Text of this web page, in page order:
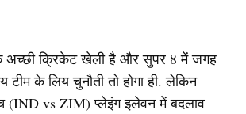
अच्छी क्रिकेट खेली है और सुपर 8 में जगह
टीम के लिय चुनौती तो होगा ही. लेकिन
(IND vs ZIM) प्लेइंग इलेवन में बदलाव